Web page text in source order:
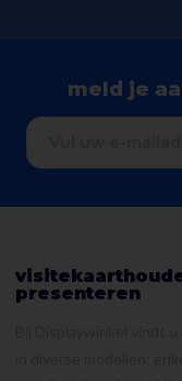
meld je
presenteren